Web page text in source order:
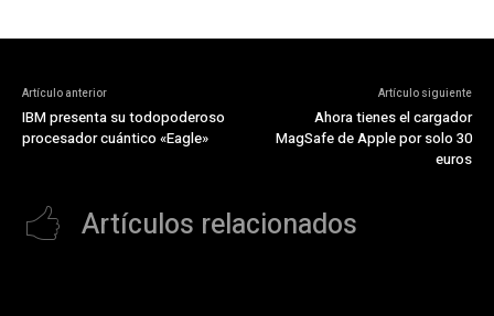
Artículo anterior
IBM presenta su todopoderoso
procesador cuántico «Eagle»
Artículo siguiente
Ahora tienes el cargador
MagSafe de Apple por solo 30
euros
Artículos relacionados